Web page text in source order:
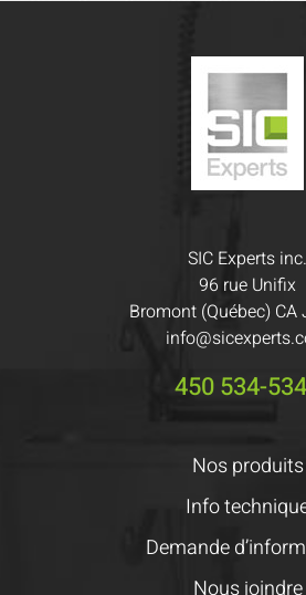
SIC Experts inc.
96 rue Unifix
Bromont (Québec) CA
450 534-
Nos produits
Info
Demande
Nous joindre